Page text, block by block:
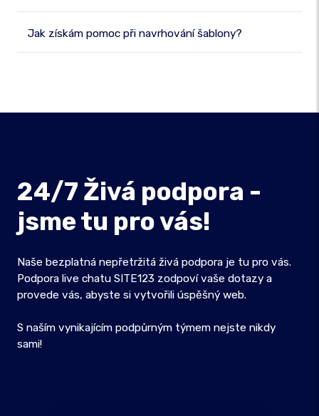
Jak získám pomoc při navrhování šablony?
24/7 Živá podpora -
jsme tu pro vás!
Naše bezplatná nepřetržitá živá podpora je tu pro vás.
Podpora live chatu SITE123 zodpoví vaše dotazy a
provede vás, abyste si vytvořili úspěšný web.
S naším vynikajícím podpůrným týmem nejste nikdy
sami!